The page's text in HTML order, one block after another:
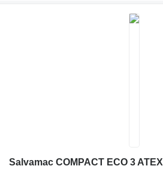
Salvamac COMPACT ECO 3 ATEX